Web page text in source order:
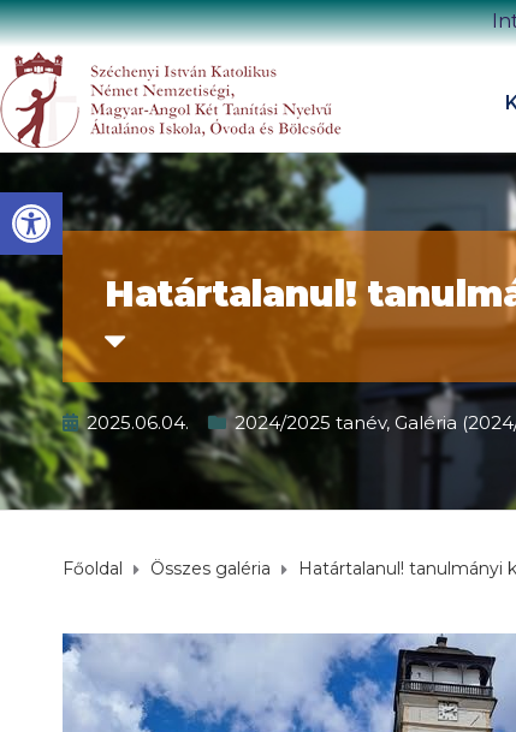
Határtalanul!
2025.06.04. 2024/2025 tanév, Galéria
Főoldal Összes galéria Határtalanul! tanulmányi
Eszköztár megnyitása